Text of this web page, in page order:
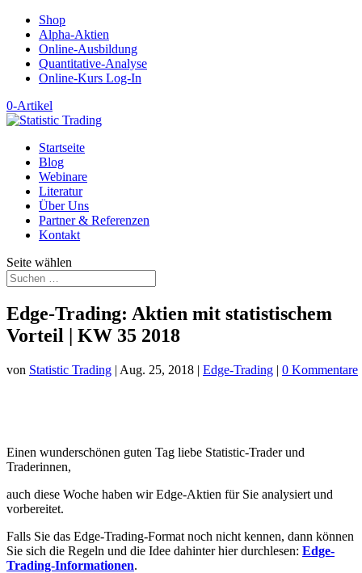
Shop
Alpha-Aktien
Online-Ausbildung
Quantitative-Analyse
Online-Kurs Log-In
0-Artikel
Startseite
Blog
Webinare
Literatur
Über Uns
Partner & Referenzen
Kontakt
Seite wählen
Edge-Trading: Aktien mit statistischem
Vorteil | KW 35 2018
von Statistic Trading | Aug. 25, 2018 | Edge-Trading | 0 Kommentare
Einen wunderschönen guten Tag liebe Statistic-Trader und
Traderinnen,
auch diese Woche haben wir Edge-Aktien für Sie analysiert und
vorbereitet.
Falls Sie das Edge-Trading-Format noch nicht kennen, dann können
Sie sich die Regeln und die Idee dahinter hier durchlesen: Edge-
Trading-Informationen.